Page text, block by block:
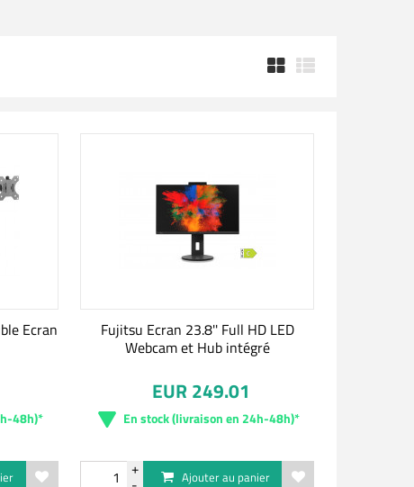
Ecran
48h)*
Fujitsu Ecran 23.8'' Full HD LED
Webcam et Hub intégré
EUR 249.01
En stock (livraison en 24h-48h)*
Ajouter au panier